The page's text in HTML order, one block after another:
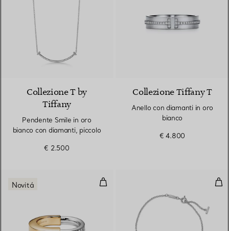
Collezione T by
Tiffany
Pendente Smile in oro
bianco con diamanti, piccolo
€ 2.500
Collezione Tiffany T
Anello con diamanti in oro
bianco
€ 4.800
Anello in oro giallo e bianco con
Novitá